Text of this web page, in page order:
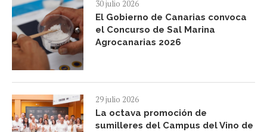
30 julio 2026
El Gobierno de Canarias convoca
el Concurso de Sal Marina
Agrocanarias 2026
29 julio 2026
La octava promoción de
sumilleres del Campus del Vino de